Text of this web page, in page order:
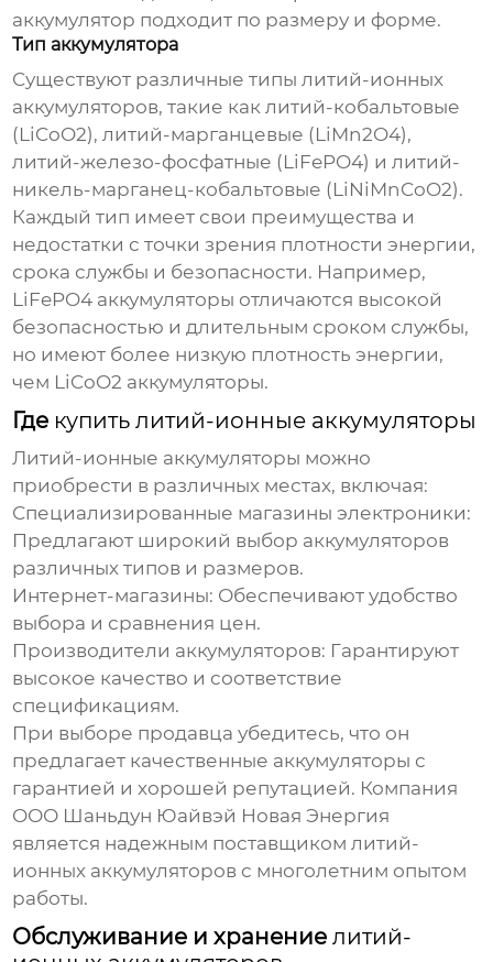
аккумулятор подходит по размеру и форме.
Тип аккумулятора
Существуют различные типылитий-ионных
аккумуляторов, такие как литий-кобальтовые
(LiCoO2), литий-марганцевые (LiMn2O4),
литий-железо-фосфатные (LiFePO4) и литий-
никель-марганец-кобальтовые (LiNiMnCoO2).
Каждый тип имеет свои преимущества и
недостатки с точки зрения плотности энергии,
срока службы и безопасности. Например,
LiFePO4 аккумуляторы отличаются высокой
безопасностью и длительным сроком службы,
но имеют более низкую плотность энергии,
чем LiCoO2 аккумуляторы.
Где купить литий-ионные аккумуляторы
Литий-ионные аккумуляторы можно
приобрести в различных местах, включая:
Специализированные магазины электроники:
Предлагают широкий выбор аккумуляторов
различных типов и размеров.
Интернет-магазины: Обеспечивают удобство
выбора и сравнения цен.
Производители аккумуляторов: Гарантируют
высокое качество и соответствие
спецификациям.
При выборе продавца убедитесь, что он
предлагает качественные аккумуляторы с
гарантией и хорошей репутацией. Компания
ООО Шаньдун Юайвэй Новая Энергия
является надежным поставщикомлитий-
ионных аккумуляторов с многолетним опытом
работы.
Обслуживание и хранениелитий-